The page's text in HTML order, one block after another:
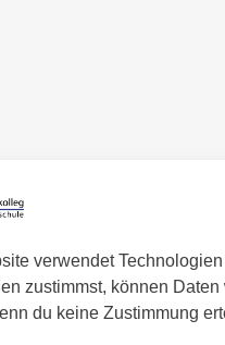
verwendet
zustimmst, können
du keine Zustimmung